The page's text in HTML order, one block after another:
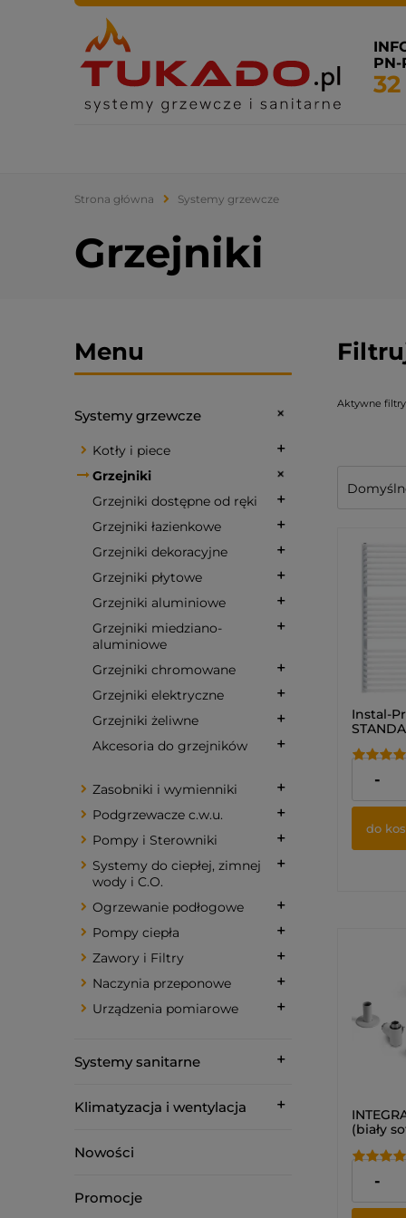
PN-
32
Strona główna Systemy grzewcze
Grzejniki
Menu
Systemy grzewcze
Kotły i piece
Grzejniki
Grzejniki dostępne od ręki
Grzejniki łazienkowe
Grzejniki dekoracyjne
Grzejniki płytowe
Grzejniki aluminiowe
Grzejniki miedziano-
aluminiowe
Grzejniki chromowane
Grzejniki elektryczne
Grzejniki żeliwne
Akcesoria do grzejników
Zasobniki i wymienniki
Podgrzewacze c.w.u.
Pompy i Sterowniki
Systemy do ciepłej, zimnej
wody i C.O.
Ogrzewanie podłogowe
Pompy ciepła
Zawory i Filtry
Naczynia przeponowe
Urządzenia pomiarowe
Systemy sanitarne
Klimatyzacja i wentylacja
Nowości
Promocje
Aktywne
Instal-
692,00
-
do
(biały
grzałki
519,00
-